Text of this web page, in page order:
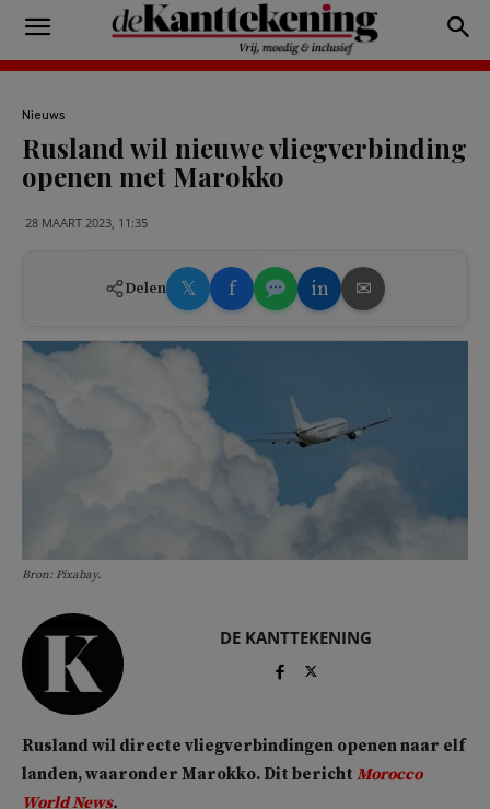
Nieuws
Rusland wil nieuwe vliegverbinding
openen met Marokko
28 MAART 2023, 11:35
Delen 𝕏 f in ✉
Bron: Pixabay.
DE KANTTEKENING
Rusland wil directe vliegverbindingen openen naar elf
landen, waaronder Marokko. Dit bericht Morocco
World News.